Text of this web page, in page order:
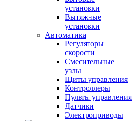
установки
Вытяжные
установки
Автоматика
Регуляторы
скорости
Смесительные
узлы
Щиты управления
Контроллеры
Пульты управления
Датчики
Электроприводы